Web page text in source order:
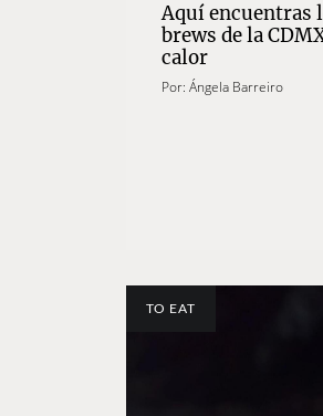
Aquí encuentras
brews de la
calor
Por: Ángela Barreiro
TO EAT